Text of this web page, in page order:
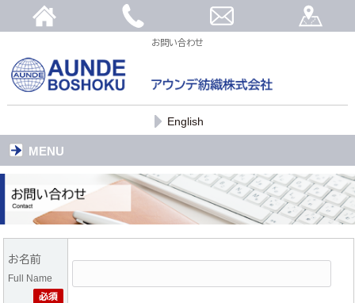
お問い合わせ
English
MENU
お名前
Full Name